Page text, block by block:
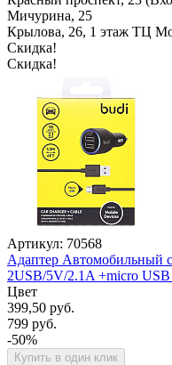
Мичурина, 25
Крылова, 26, 1 этаж ТЦ
Скидка!
Скидка!
Артикул: 70568
Адаптер Автомобильный
2USB/5V/2.1A +micro
Цвет
399,50 руб.
799 руб.
-50%
Купить в один клик